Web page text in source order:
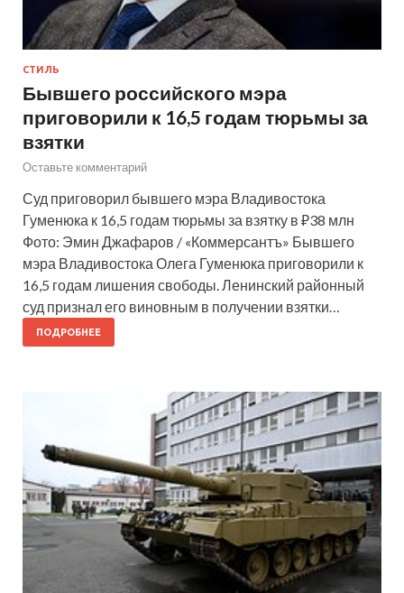
СТИЛЬ
Бывшего российского мэра
приговорили к 16,5 годам тюрьмы за
взятки
Оставьте комментарий
Суд приговорил бывшего мэра Владивостока
Гуменюка к 16,5 годам тюрьмы за взятку в ₽38 млн
Фото: Эмин Джафаров / «Коммерсантъ» Бывшего
мэра Владивостока Олега Гуменюка приговорили к
16,5 годам лишения свободы. Ленинский районный
суд признал его виновным в получении взятки…
ПОДРОБНЕЕ